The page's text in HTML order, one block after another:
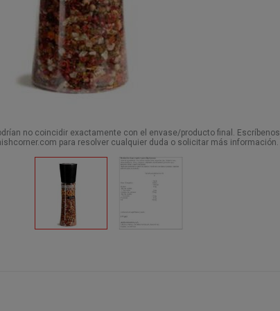
no coincidir exactamente con el envase/producto final.
para resolver cualquier duda o solicitar más información.